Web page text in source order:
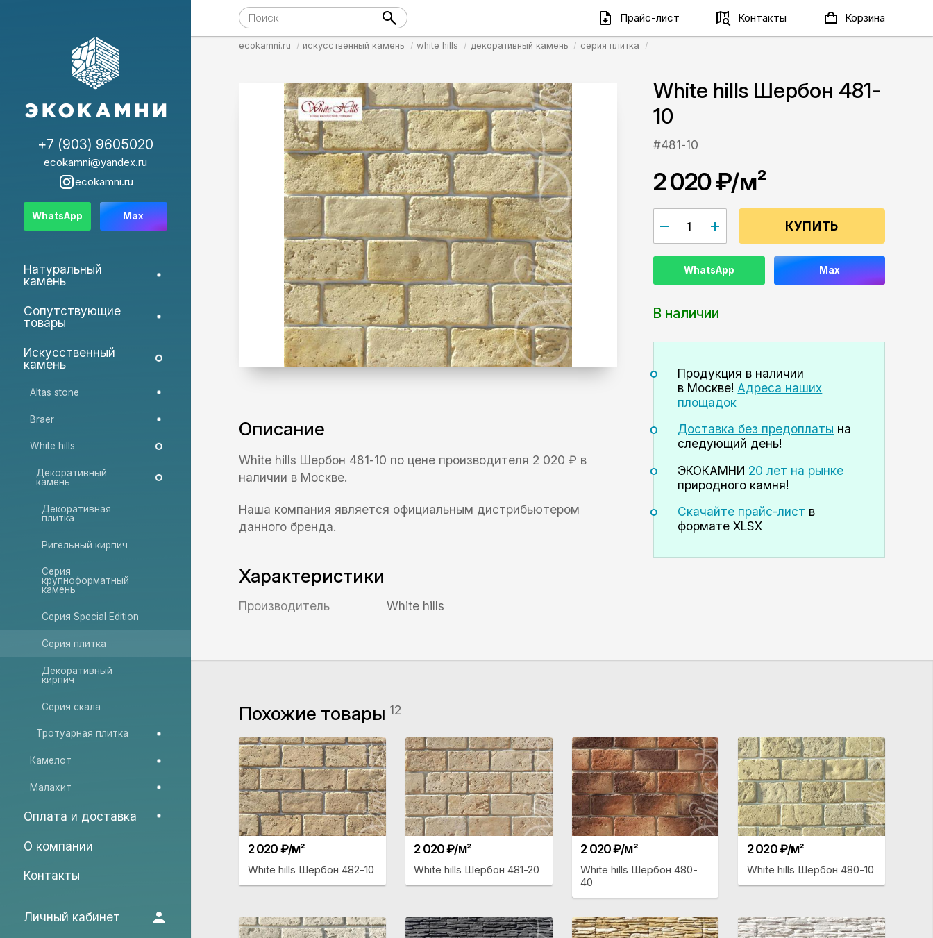
ecokamni.ru искусственный камень white hills декоративный камень серия плитка
White hills Шербон 481-
10
#481-10
2 020 ₽/м²
КУПИТЬ
WhatsApp Max
В наличии
Продукция в наличии
в Москве! Адреса наших
площадок
Доставка без предоплаты на
следующий день!
ЭКОКАМНИ 20 лет на рынке
природного камня!
Скачайте прайс-лист в
формате XLSX
Описание
White hills Шербон 481-10 по цене производителя 2 020 ₽ в
наличии в Москве.
Наша компания является официальным дистрибьютером
данного бренда.
Характеристики
Производитель White hills
Похожие товары 12
2 020 ₽/м²
White hills Шербон 482-10
2 020 ₽/м²
White hills Шербон 481-20
2 020 ₽/м²
White hills Шербон 480-
40
2 020 ₽/м²
White hills Шербон 480-10
+7 (903) 9605020
ecokamni@yandex.ru
ecokamni.ru
WhatsApp Max
Натуральный
камень
Сопутствующие
товары
Искусственный
камень
Altas stone
Braer
White hills
Декоративный
камень
Декоративная
плитка
Ригельный кирпич
Серия
крупноформатный
камень
Серия Special Edition
Серия плитка
Декоративный
кирпич
Серия скала
Тротуарная плитка
Камелот
Малахит
Оплата и доставка
О компании
Контакты
Личный кабинет
Прайс-лист Контакты Корзина